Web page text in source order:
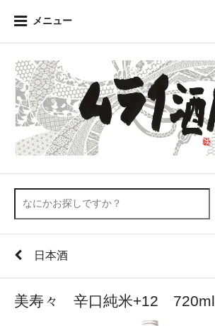
メニュー
日本酒
美寿々 辛口純米+12 720ml